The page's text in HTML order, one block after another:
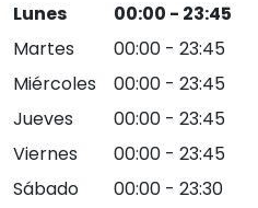
Lunes
00:00 - 23:45
Martes
00:00 - 23:45
Miércoles
00:00 - 23:45
Jueves
00:00 - 23:45
Viernes
00:00 - 23:45
Sábado
00:00 - 23:30